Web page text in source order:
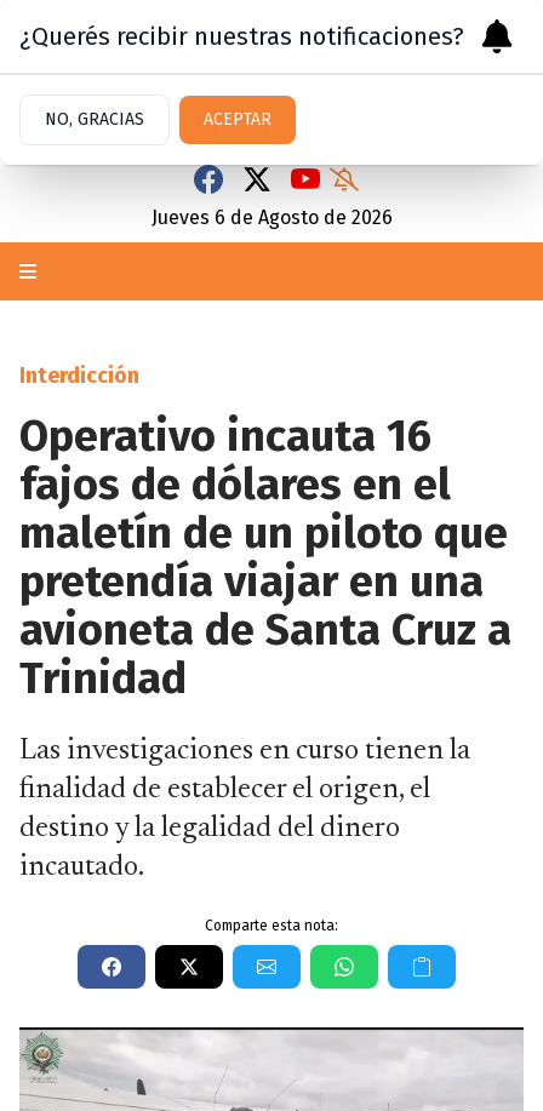
Jueves 6 de Agosto de 2026
Interdicción
Operativo incauta 16
fajos de dólares en el
maletín de un piloto que
pretendía viajar en una
avioneta de Santa Cruz a
Trinidad
Las investigaciones en curso tienen la
finalidad de establecer el origen, el
destino y la legalidad del dinero
incautado.
Comparte esta nota:
¿Querés recibir nuestras notificaciones?
NO, GRACIAS ACEPTAR